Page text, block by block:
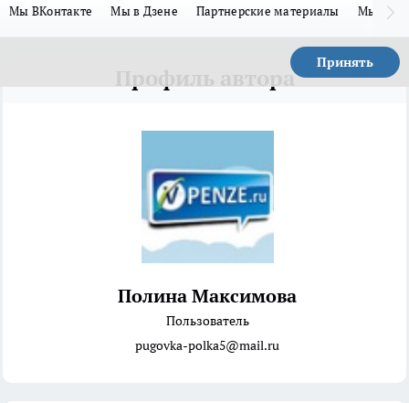
Мы ВКонтакте Мы в Дзене Партнерские материалы Мы в
Принять
Профиль автора
Полина Максимова
Пользователь
pugovka-polka5@mail.ru